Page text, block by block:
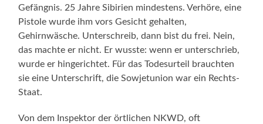
Gefängnis. 25 Jahre Sibirien mindestens. Verhöre, eine
Pistole wurde ihm vors Gesicht gehalten,
Gehirnwäsche. Unterschreib, dann bist du frei. Nein,
das machte er nicht. Er wusste: wenn er unterschrieb,
wurde er hingerichtet. Für das Todesurteil brauchten
sie eine Unterschrift, die Sowjetunion war ein Rechts-
Staat.
Von dem Inspektor der örtlichen NKWD, oft